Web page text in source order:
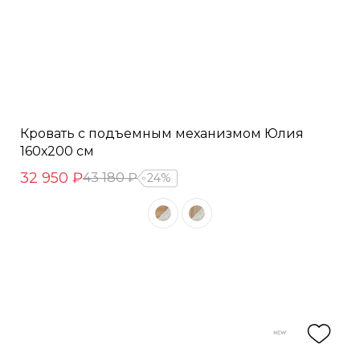
Кровать с подъемным механизмом Юлия
160х200 см
32 950 ₽43 180 ₽ 24%